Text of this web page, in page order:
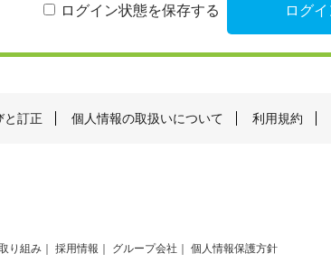
ログイン状態を保存する
と訂正 個人情報の取扱いについて 利用規約
り組み 採用情報 グループ会社 個人情報保護方針